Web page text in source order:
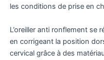
les conditions de prise en
L’oreiller anti ronflement se
en corrigeant la position
cervical grâce à des